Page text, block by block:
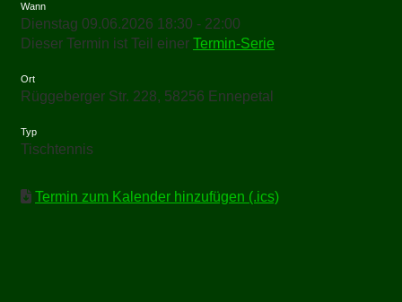
Wann
Dienstag 09.06.2026 18:30 - 22:00
Dieser Termin ist Teil einer Termin-Serie
Ort
Rüggeberger Str. 228, 58256 Ennepetal
Typ
Tischtennis
Termin zum Kalender hinzufügen (.ics)